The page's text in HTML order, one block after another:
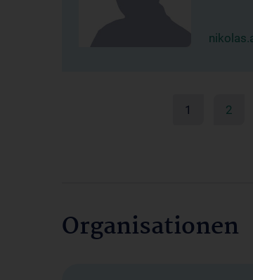
1 2
Organisationen